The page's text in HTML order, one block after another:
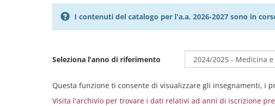
I contenuti del catalogo per l'a.a. 2026-2027 sono in
Seleziona l’anno di riferimento
Questa funzione ti consente di visualizzare gli insegnamenti, i
Visita l'archivio per trovare i dati relativi ad anni di iscrizione